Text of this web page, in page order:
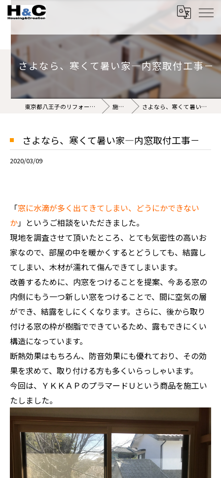
さよなら、寒くて暑い家―内窓取付工事－
東京都八王子のリフォームなら株式会社H&C 施工事例 さよなら、寒くて暑い家―内窓取付工事－
さよなら、寒くて暑い家―内窓取付工事－
2020/03/09
「窓に水滴が多く出てきてしまい、どうにかできない
か」というご相談をいただきました。
現地を調査させて頂いたところ、とても気密性の高いお
家なので、部屋の中を暖かくするとどうしても、結露し
てしまい、木材が濡れて傷んできてしまいます。
改善するために、内窓をつけることを提案、今ある窓の
内側にもう一つ新しい窓をつけることで、間に空気の層
ができ、結露をしにくくなります。さらに、後から取り
付ける窓の枠が樹脂でできているため、露もできにくい
構造になっています。
断熱効果はもちろん、防音効果にも優れており、その効
果を求めて、取り付ける方も多くいらっしゃいます。
今回は、ＹＫＫＡＰのプラマードＵという商品を施工い
たしました。